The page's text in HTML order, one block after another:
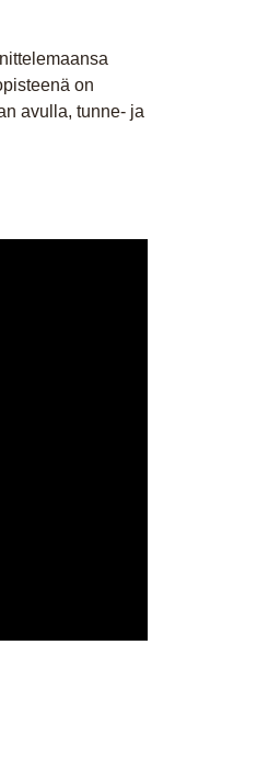
on
avulla, tunne- ja